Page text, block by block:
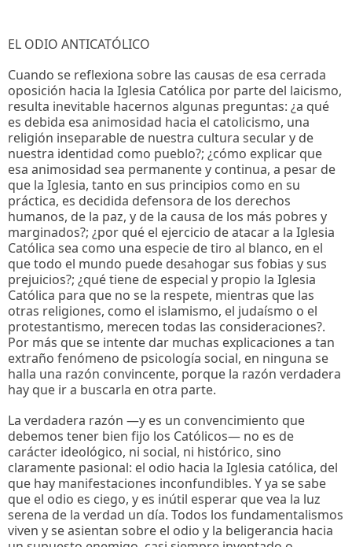
EL ODIO ANTICATÓLICO
Cuando se reflexiona sobre las causas de esa cerrada
oposición hacia la Iglesia Católica por parte del laicismo,
resulta inevitable hacernos algunas preguntas: ¿a qué
es debida esa animosidad hacia el catolicismo, una
religión inseparable de nuestra cultura secular y de
nuestra identidad como pueblo?; ¿cómo explicar que
esa animosidad sea permanente y continua, a pesar de
que la Iglesia, tanto en sus principios como en su
práctica, es decidida defensora de los derechos
humanos, de la paz, y de la causa de los más pobres y
marginados?; ¿por qué el ejercicio de atacar a la Iglesia
Católica sea como una especie de tiro al blanco, en el
que todo el mundo puede desahogar sus fobias y sus
prejuicios?; ¿qué tiene de especial y propio la Iglesia
Católica para que no se la respete, mientras que las
otras religiones, como el islamismo, el judaísmo o el
protestantismo, merecen todas las consideraciones?.
Por más que se intente dar muchas explicaciones a tan
extraño fenómeno de psicología social, en ninguna se
halla una razón convincente, porque la razón verdadera
hay que ir a buscarla en otra parte.
La verdadera razón —y es un convencimiento que
debemos tener bien fijo los Católicos— no es de
carácter ideológico, ni social, ni histórico, sino
claramente pasional: el odio hacia la Iglesia católica, del
que hay manifestaciones inconfundibles. Y ya se sabe
que el odio es ciego, y es inútil esperar que vea la luz
serena de la verdad un día. Todos los fundamentalismos
viven y se asientan sobre el odio y la beligerancia hacia